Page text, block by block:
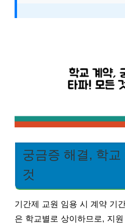
궁금증 해결, 학교
것
기간제 교원 임용 시 계약 기
은 학교별로 상이하므로, 지